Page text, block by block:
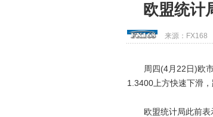
欧盟统计
来源： FX168
周四(4月22日)欧市
1.3400上方快速下滑
欧盟统计局此前表示